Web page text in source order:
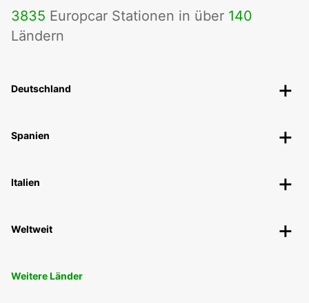
3835 Europcar Stationen in über 140
Ländern
Deutschland
Spanien
Italien
Weltweit
Weitere Länder